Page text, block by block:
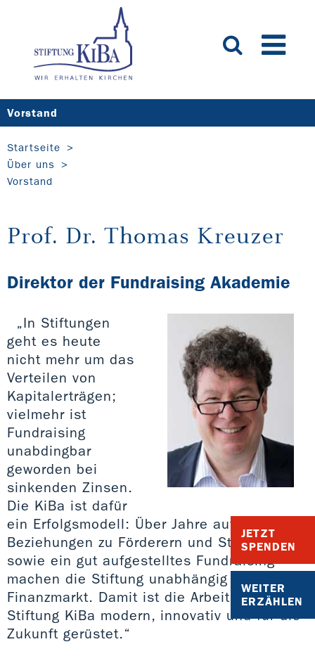
JETZT
SPENDEN
WEITER
ERZÄHLEN
Vorstand
Startseite
Über uns
Vorstand
Prof. Dr. Thomas Kreuzer
Direktor der Fundraising Akademie
„In Stiftungen
geht es heute
nicht mehr um das
Verteilen von
Kapitalerträgen;
vielmehr ist
Fundraising
unabdingbar
geworden bei
sinkenden Zinsen.
Die KiBa ist dafür
ein Erfolgsmodell: Über Jahre aufgebaute
Beziehungen zu Förderern und Stiftern
sowie ein gut aufgestelltes Fundraising
machen die Stiftung unabhängig vom
Finanzmarkt. Damit ist die Arbeit der
Stiftung KiBa modern, innovativ und für die
Zukunft gerüstet.“